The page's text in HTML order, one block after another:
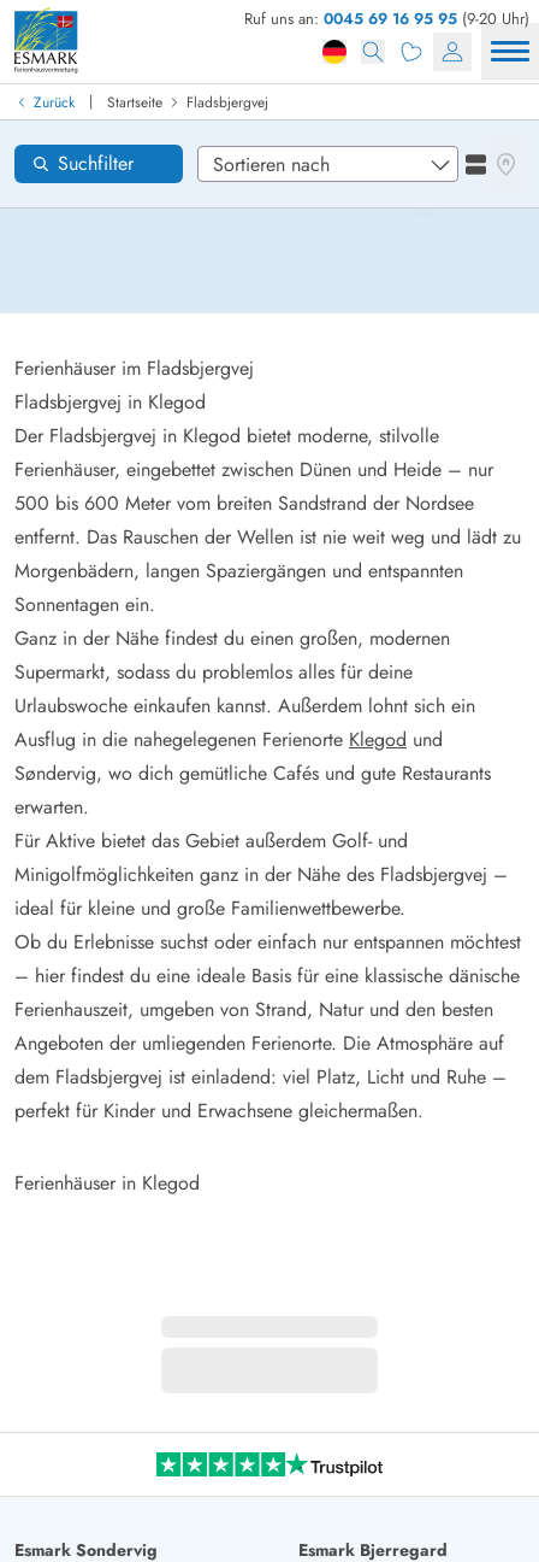
Ruf uns an: 0045 69 16 95 95 (9-20 Uhr)
Zurück | Startseite Fladsbjergvej
Fladsbjergvej
Ferienhäuser im Fladsbjergvej
Fladsbjergvej in Klegod
Der Fladsbjergvej in Klegod bietet moderne, stilvolle
Ferienhäuser, eingebettet zwischen Dünen und Heide – nur
500 bis 600 Meter vom breiten Sandstrand der Nordsee
entfernt. Das Rauschen der Wellen ist nie weit weg und lädt zu
Morgenbädern, langen Spaziergängen und entspannten
Sonnentagen ein.
Ganz in der Nähe findest du einen großen, modernen
Supermarkt, sodass du problemlos alles für deine
Urlaubswoche einkaufen kannst. Außerdem lohnt sich ein
Ausflug in die nahegelegenen Ferienorte Klegod und
Søndervig, wo dich gemütliche Cafés und gute Restaurants
erwarten.
Für Aktive bietet das Gebiet außerdem Golf- und
Minigolfmöglichkeiten ganz in der Nähe des Fladsbjergvej –
ideal für kleine und große Familienwettbewerbe.
Ob du Erlebnisse suchst oder einfach nur entspannen möchtest
– hier findest du eine ideale Basis für eine klassische dänische
Ferienhauszeit, umgeben von Strand, Natur und den besten
Angeboten der umliegenden Ferienorte. Die Atmosphäre auf
dem Fladsbjergvej ist einladend: viel Platz, Licht und Ruhe –
perfekt für Kinder und Erwachsene gleichermaßen.
Ferienhäuser in Klegod
Suchfilter
Ferienhaus in Dänemark finden
Anreise
Gebiete
Esmark Sondervig
Esmark Bjerregard